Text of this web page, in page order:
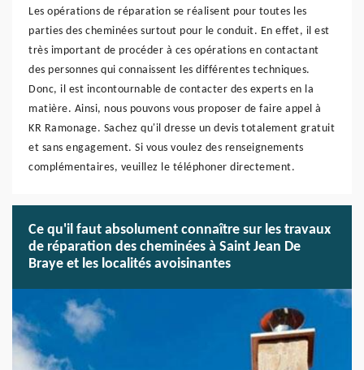
Les opérations de réparation se réalisent pour toutes les
parties des cheminées surtout pour le conduit. En effet, il est
très important de procéder à ces opérations en contactant
des personnes qui connaissent les différentes techniques.
Donc, il est incontournable de contacter des experts en la
matière. Ainsi, nous pouvons vous proposer de faire appel à
KR Ramonage. Sachez qu'il dresse un devis totalement gratuit
et sans engagement. Si vous voulez des renseignements
complémentaires, veuillez le téléphoner directement.
Ce qu'il faut absolument connaître sur les travaux
de réparation des cheminées à Saint Jean De
Braye et les localités avoisinantes